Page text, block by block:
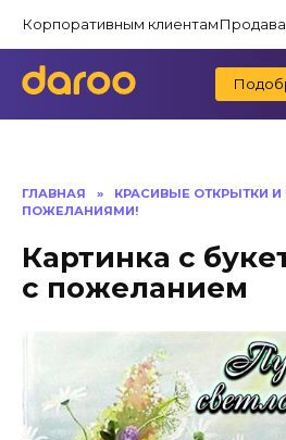
содержанию
Корпоративным клиентам
ГЛАВНАЯ »
КРАСИВЫЕ ОТКРЫТКИ И
ПОЖЕЛАНИЯМИ!
Картинка с
с пожеланием